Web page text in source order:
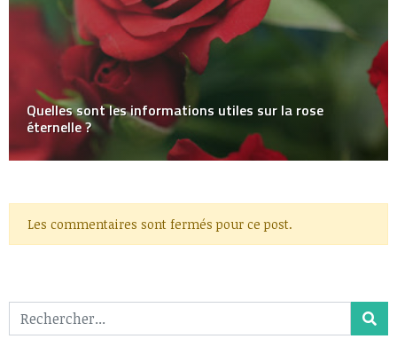
Quelles sont les informations utiles sur la rose
éternelle ?
Les commentaires sont fermés pour ce post.